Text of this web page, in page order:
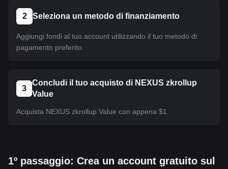
2 Seleziona un metodo di finanziamento
Aggiungi fondi al tuo account utilizzando il tuo metodo di
pagamento preferito.
3
Concludi il tuo acquisto di NEXUS zkrollup
Value
Acquista NEXUS zkrollup Value con appena $1.
1º passaggio: Crea un account gratuito sul